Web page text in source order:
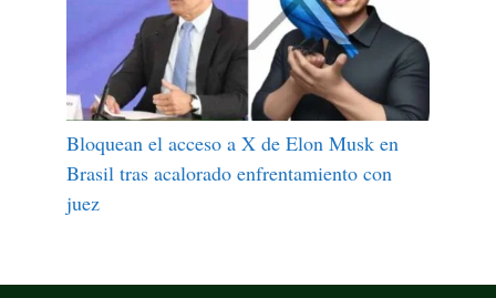
Bloquean el acceso a X de Elon Musk en
Brasil tras acalorado enfrentamiento con
juez